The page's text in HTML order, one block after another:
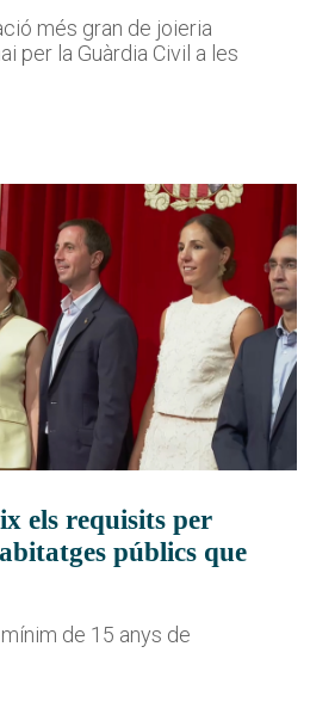
més gran de joieria
per la Guàrdia Civil a les
els requisits per
públics que
de 15 anys de